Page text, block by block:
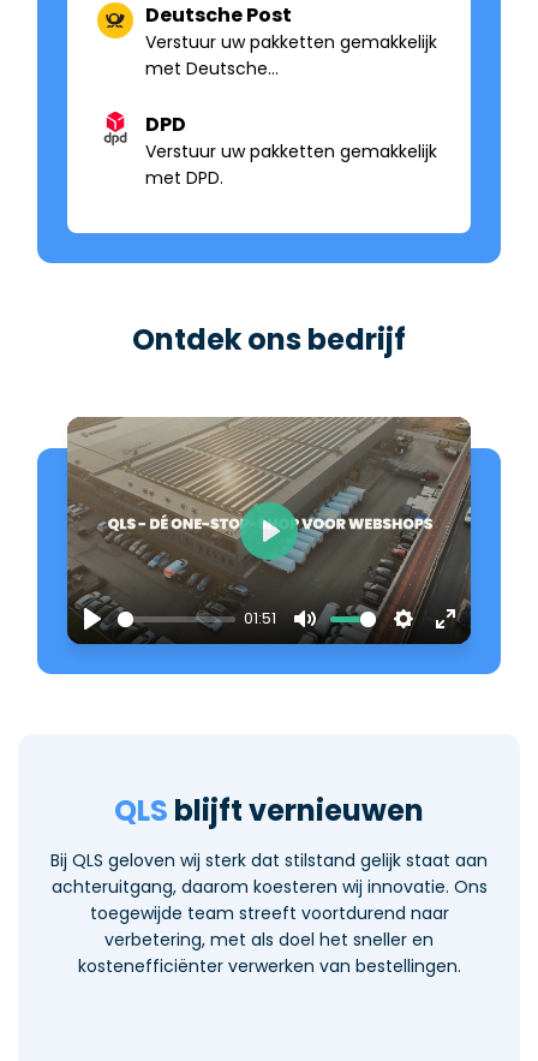
Deutsche Post
Verstuur uw pakketten gemakkelijk
met Deutsche…
DPD
Verstuur uw pakketten gemakkelijk
met DPD.
Ontdek ons bedrijf
Play
01:51
Mute Settings
Enter
fullscreen
Play
QLS blijft vernieuwen
Bij QLS geloven wij sterk dat stilstand gelijk staat aan
achteruitgang, daarom koesteren wij innovatie. Ons
toegewijde team streeft voortdurend naar
verbetering, met als doel het sneller en
kostenefficiënter verwerken van bestellingen.